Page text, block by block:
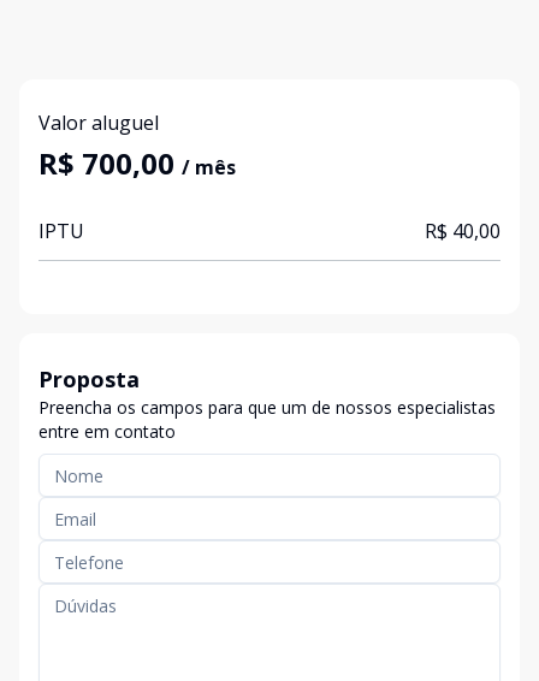
Valor aluguel
R$ 700,00 / mês
IPTU R$ 40,00
Proposta
Preencha os campos para que um de nossos especialistas
entre em contato